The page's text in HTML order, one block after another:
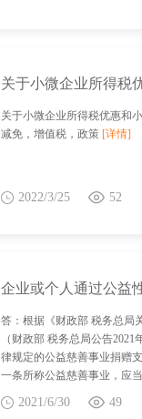
关于小微企业所得税
关于小微企业所得税优惠和
减免，增值税，政策 [详情]
2022/3/25 52
答：根据《财政部 税务总局
（财政部 税务总局公告
律规定的公益慈善事业捐赠
一条所称公益慈善事业，应
的规定或者《中华人民共和
善机构
2021/6/30 49